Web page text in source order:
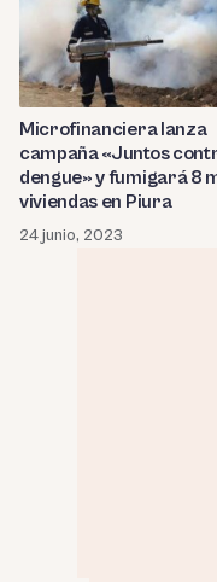
Microfinanciera lanza
campaña «Juntos
dengue» y fumigará 8
viviendas en Piura
24 junio, 2023